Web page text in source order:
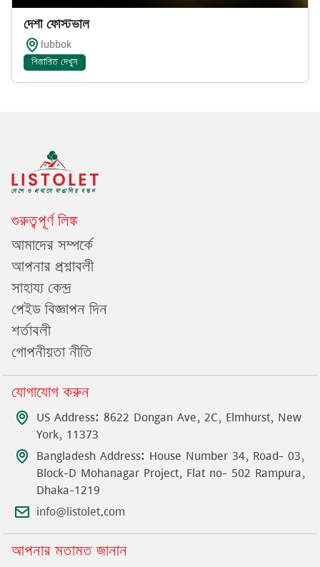
দেশী ফেস্টিভাল
lubbok
বিস্তারিত দেখুন
গুরুত্বপূর্ণ লিঙ্ক
আমাদের সম্পর্কে
আপনার প্রশ্নাবলী
সাহায্য কেন্দ্র
পেইড বিজ্ঞাপন দিন
শর্তাবলী
গোপনীয়তা নীতি
যোগাযোগ করুন
US Address: 8622 Dongan Ave, 2C, Elmhurst, New
York, 11373
Bangladesh Address: House Number 34, Road- 03,
Block-D Mohanagar Project, Flat no- 502 Rampura,
Dhaka-1219
info@listolet.com
আপনার মতামত জানান